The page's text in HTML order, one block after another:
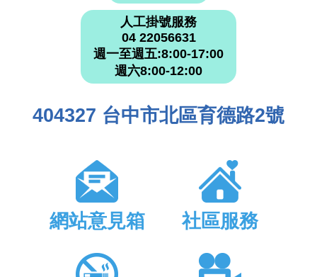
人工掛號服務
04 22056631
週一至週五:8:00-17:00
週六8:00-12:00
404327 台中市北區育德路2號
網站意見箱 社區服務